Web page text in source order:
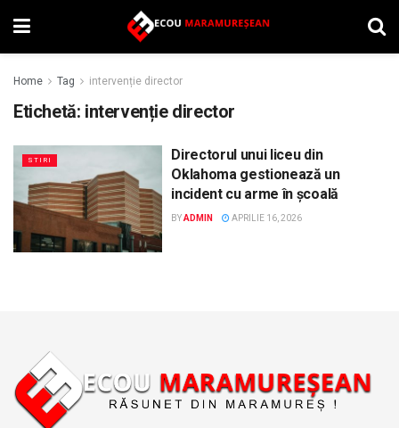
Home Tag intervenție director
Etichetă: intervenție director
STIRI
Directorul unui liceu din
Oklahoma gestionează un
incident cu arme în școală
BYADMIN APRILIE 16, 2026